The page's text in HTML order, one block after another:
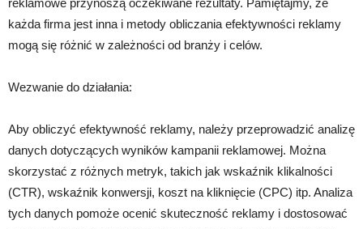
każda firma jest inna i metody obliczania efektywności reklamy
mogą się różnić w zależności od branży i celów.
Wezwanie do działania:
Aby obliczyć efektywność reklamy, należy przeprowadzić analizę
danych dotyczących wyników kampanii reklamowej. Można
skorzystać z różnych metryk, takich jak wskaźnik klikalności
(CTR), wskaźnik konwersji, koszt na kliknięcie (CPC) itp. Analiza
tych danych pomoże ocenić skuteczność reklamy i dostosować